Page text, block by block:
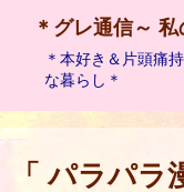
＊グレ通信～
＊本好き＆片頭痛
な暮らし＊
「 パラパラ